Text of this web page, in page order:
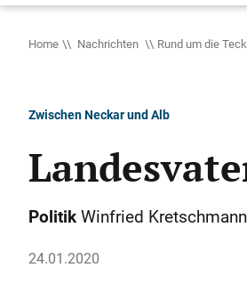
Home Nachrichten Rund um die Teck
Zwischen Neckar und Alb
PolitikWinfried
24.01.2020